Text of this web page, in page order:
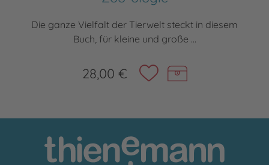
Die ganze Vielfalt der Tierwelt steckt in diesem
Buch, für kleine und große ...
28,00 €